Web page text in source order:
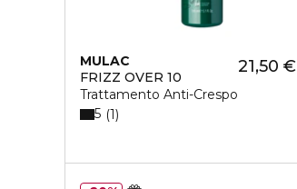
MULAC
FRIZZ OVER 10
Trattamento Anti-Crespo
21,50 €
5 1